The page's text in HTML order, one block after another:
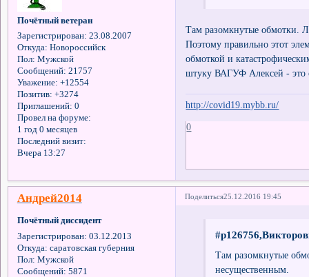
Почётный ветеран
Зарегистрирован: 23.08.2007
Откуда: Новороссийск
Пол: Мужской
Сообщений: 21757
Уважение: +12554
Позитив: +3274
Приглашений: 0
Провел на форуме:
1 год 0 месяцев
Последний визит:
Вчера 13:27
Там разомкнутые обмотки.
Поэтому правильно этот
обмоткой и
штуку ВАГУФ Алексей - это
http://covid19.mybb.ru/
0
Поделиться25.12.2016 19:45
Андрей2014
Почётный диссидент
Зарегистрирован: 03.12.2013
Откуда: саратовская губерния
Пол: Мужской
Сообщений: 5871
Там разомкнутые
несущественным.